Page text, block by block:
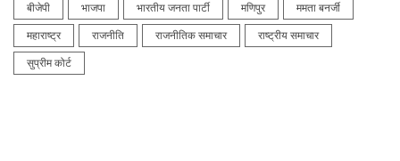
बीजेपी भाजपा भारतीय जनता पार्टी मणिपुर ममता बनर्जी
महाराष्ट्र राजनीति राजनीतिक समाचार राष्ट्रीय समाचार
सुप्रीम कोर्ट